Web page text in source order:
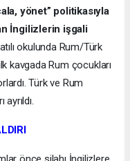
yönet” politikasıyla
İngilizlerin işgali
okulunda Rum/Türk
kavgada Rum çocukları
Türk ve Rum